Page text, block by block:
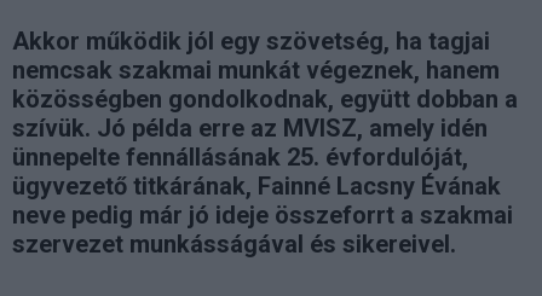
Akkor működik jól egy szövetség, ha tagjai
nemcsak szakmai munkát végeznek, hanem
közösségben gondolkodnak, együtt dobban a
szívük. Jó példa erre az MVISZ, amely idén
ünnepelte fennállásának 25. évfordulóját,
ügyvezető titkárának, Fainné Lacsny Évának
neve pedig már jó ideje összeforrt a szakmai
szervezet munkásságával és sikereivel.